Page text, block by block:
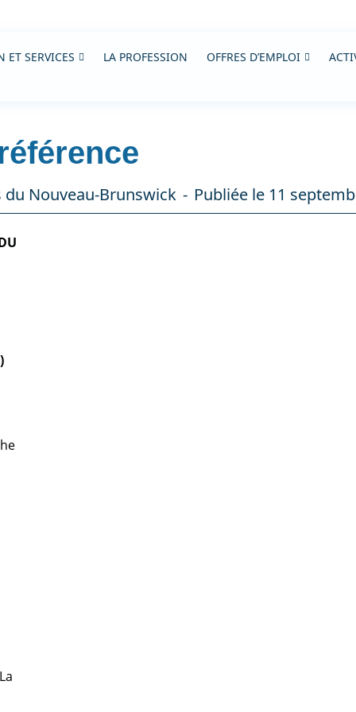
ET SERVICES LA PROFESSION OFFRES D’EMPLOI
Nouveau-Brunswick Publiée le 11